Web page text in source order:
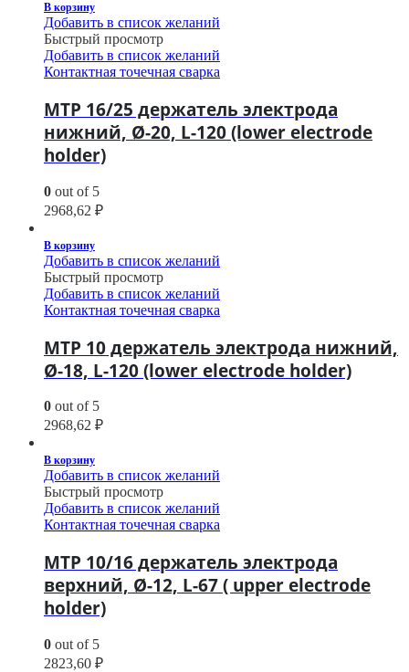
В корзину
Добавить в список желаний
Быстрый просмотр
Добавить в список желаний
Контактная точечная сварка
МТР 16/25 держатель электрода
нижний, Ø-20, L-120 (lower electrode
holder)
0 out of 5
2968,62 ₽
В корзину
Добавить в список желаний
Быстрый просмотр
Добавить в список желаний
Контактная точечная сварка
МТР 10 держатель электрода нижний,
Ø-18, L-120 (lower electrode holder)
0 out of 5
2968,62 ₽
В корзину
Добавить в список желаний
Быстрый просмотр
Добавить в список желаний
Контактная точечная сварка
МТР 10/16 держатель электрода
верхний, Ø-12, L-67 ( upper electrode
holder)
0 out of 5
2823,60 ₽